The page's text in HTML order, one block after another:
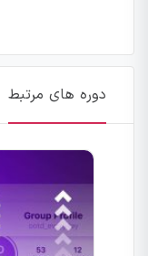
دوره های مرتبط